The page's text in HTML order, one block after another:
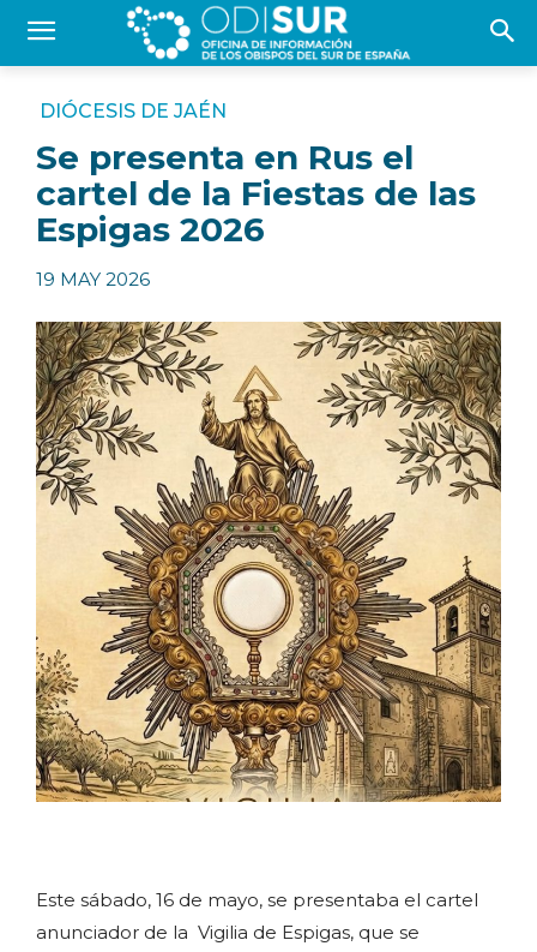
DIÓCESIS DE JAÉN
Se presenta en Rus el
cartel de la Fiestas de las
Espigas 2026
19 MAY 2026
Este sábado, 16 de mayo, se presentaba el cartel
anunciador de la Vigilia de Espigas, que se